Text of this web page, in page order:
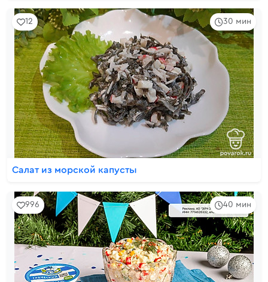
30 мин
12
Салат из морской капусты
40 мин
996